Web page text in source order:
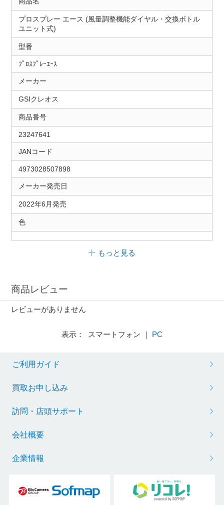
プロスプレー エース (風量調整機能ダイヤル・交換ボトル
ユニット式)
型番
ﾌﾟﾛｽﾌﾟﾚｰｴｰｽ
メーカー
GSIクレオス
商品番号
23247641
JANコード
4973028507898
メーカー発売日
2022年6月発売
色
もっと見る
商品レビュー
レビューがありません
表示： スマートフォン ｜ PC
ご利用ガイド
買取お申し込み
訪問・店頭サポート
会社概要
企業情報